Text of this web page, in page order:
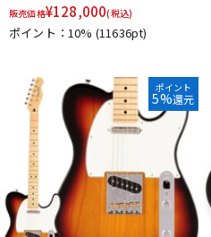
販売価格¥128,000(税込)
ポイント：10% (11636pt)
ポイント
5%還元